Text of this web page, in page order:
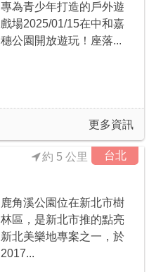
專為青少年打造的戶外遊
戲場2025/01/15在中和嘉
穗公園開放遊玩！座落...
更多資訊
台北
約 5 公里
鹿角溪公園位在新北市樹
林區，是新北市推的點亮
新北美樂地專案之一，於
2017...